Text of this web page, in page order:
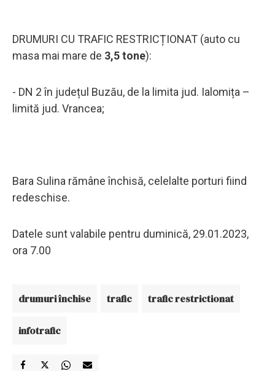
DRUMURI CU TRAFIC RESTRICȚIONAT (auto cu
masa mai mare de 3,5 tone):
- DN 2 în județul Buzău, de la limita jud. Ialomița –
limită jud. Vrancea;
Bara Sulina rămâne închisă, celelalte porturi fiind
redeschise.
Datele sunt valabile pentru duminică, 29.01.2023,
ora 7.00
drumuri închise trafic trafic restrictionat
infotrafic